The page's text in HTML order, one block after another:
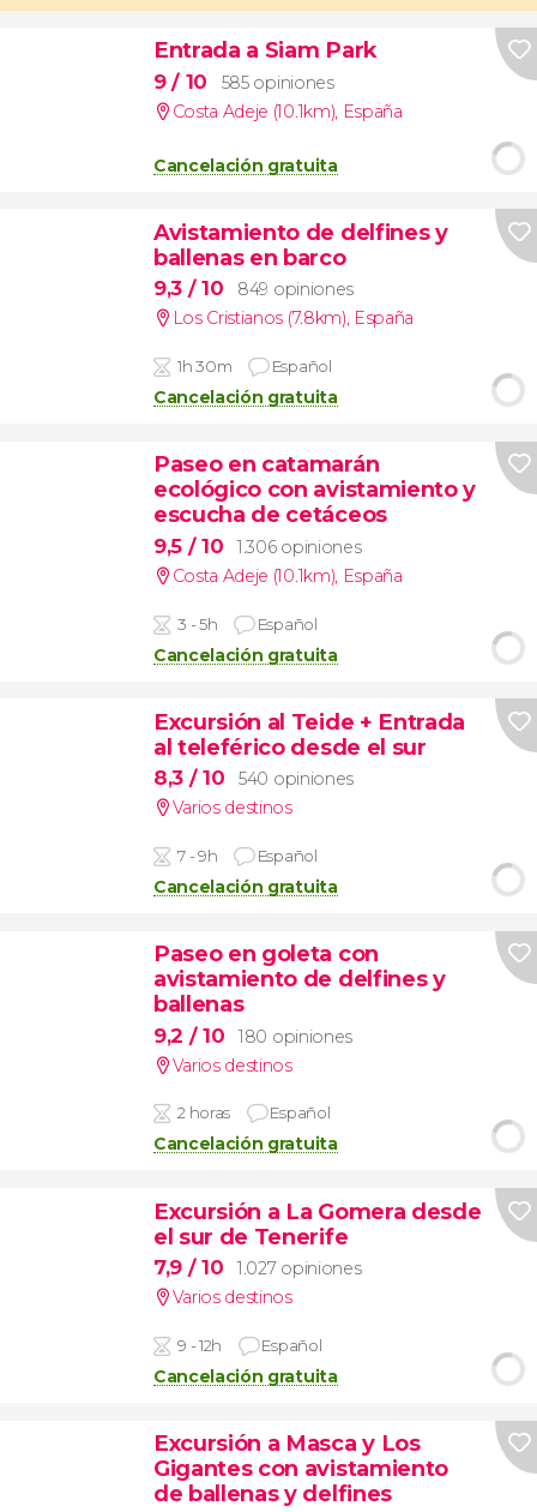
Entrada a Siam Park
9/ 10
585 opiniones
Costa Adeje (10.1km), España
Cancelación gratuita
Avistamiento de delfines y
ballenas en barco
9,3 / 10
849 opiniones
Los Cristianos (7.8km), España
1h 30m Español
Cancelación gratuita
Paseo en catamarán
ecológico con avistamiento y
escucha de cetáceos
9,5 / 10
1.306 opiniones
Costa Adeje (10.1km), España
3 - 5h Español
Cancelación gratuita
Excursión al Teide + Entrada
al teleférico desde el sur
8,3 / 10
540 opiniones
Varios destinos
7 - 9h Español
Cancelación gratuita
Paseo en goleta con
avistamiento de delfines y
ballenas
9,2 / 10
180 opiniones
Varios destinos
2 horas Español
Cancelación gratuita
Excursión a La Gomera desde
el sur de Tenerife
7,9 / 10
1.027 opiniones
Varios destinos
9 - 12h Español
Cancelación gratuita
Excursión a Masca y Los
Gigantes con avistamiento
de ballenas y delfines